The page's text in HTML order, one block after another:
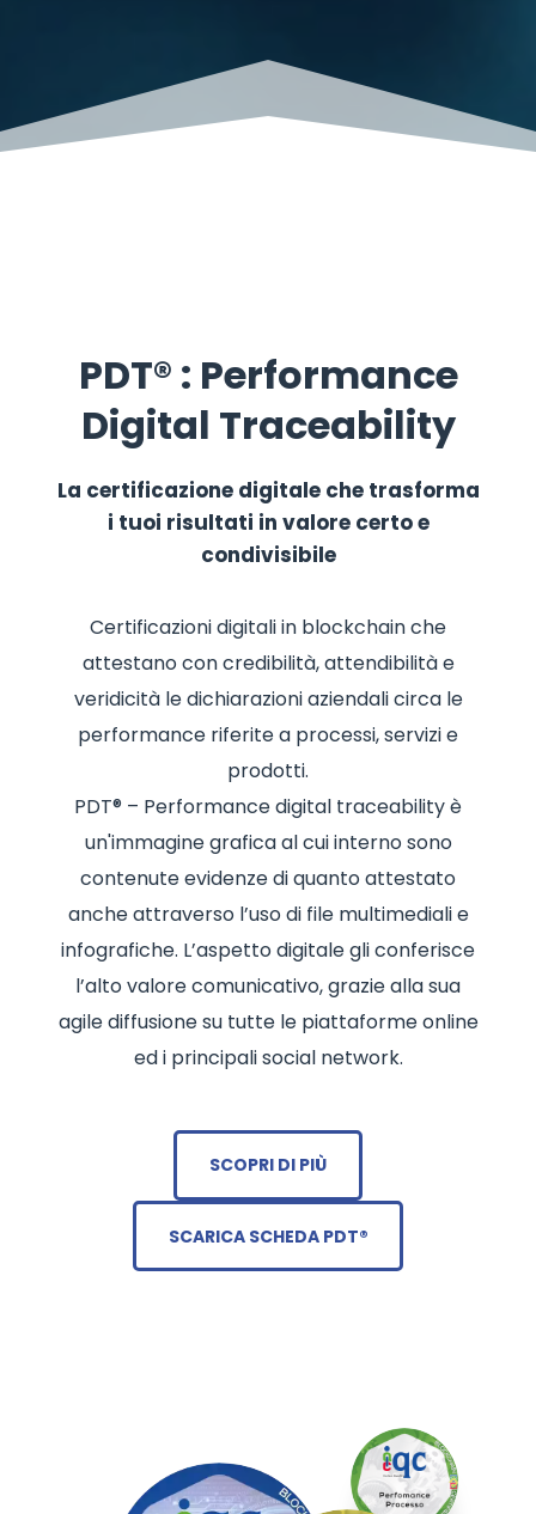
PDT® : Performance
Digital Traceability
La certificazione digitale che trasforma
i tuoi risultati in valore certo e
condivisibile
Certificazioni digitali in blockchain che
attestano con credibilità, attendibilità e
veridicità le dichiarazioni aziendali circa le
performance riferite a processi, servizi e
prodotti.
PDT® – Performance digital traceability è
un'immagine grafica al cui interno sono
contenute evidenze di quanto attestato
anche attraverso l’uso di file multimediali e
infografiche. L’aspetto digitale gli conferisce
l’alto valore comunicativo, grazie alla sua
agile diffusione su tutte le piattaforme online
ed i principali social network.
SCOPRI DI PIÙ
SCARICA SCHEDA PDT®